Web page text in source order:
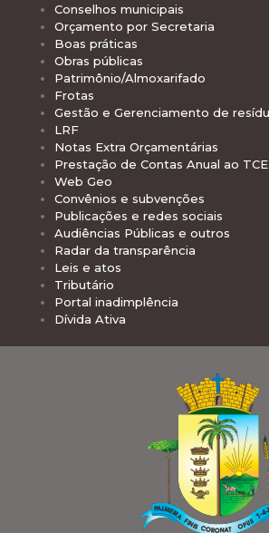
Conselhos municipais
Orçamento por Secretaria
Boas práticas
Obras públicas
Patrimônio/Almoxarifado
Frotas
Gestão e Gerenciamento de
LRF
Notas Extra Orçamentárias
Prestação de Contas Anual ao
Web Geo
Convênios e subvenções
Publicações e redes sociais
Audiências Públicas e outros
Radar da transparência
Leis e atos
Tributário
Portal inadimplência
Dívida Ativa